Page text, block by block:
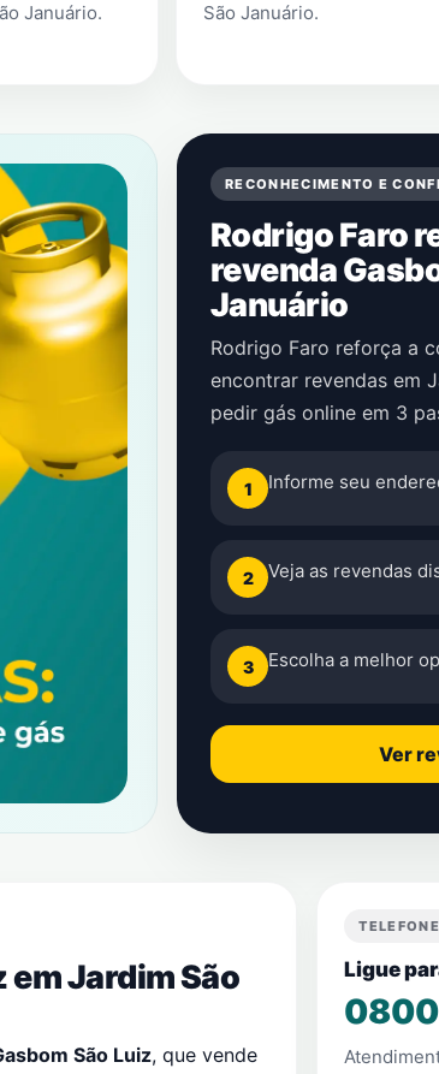
Januário.
São Januário.
RECONHECIMENTO E
Rodrigo Faro
revenda
Januário
Rodrigo Faro reforça a
encontrar revendas em
pedir gás online em 3
1 Informe seu
2 Veja as revendas
3 Escolha a melhor
Ver
emJardim São
São Luiz, que vende
TELEFONE
Ligue